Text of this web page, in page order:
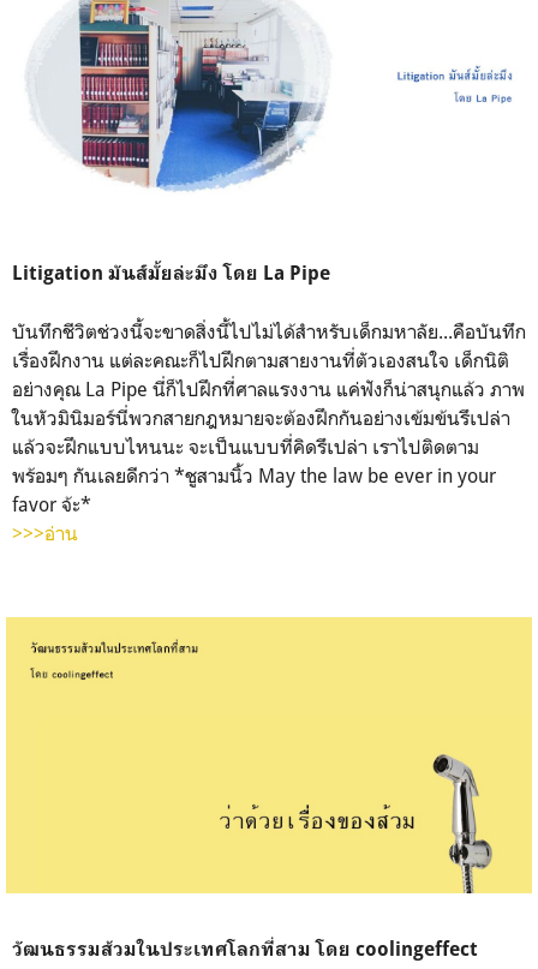
Litigation มันส์มั้ยล่ะมึง โดย La Pipe
บันทึกชีวิตช่วงนี้จะขาดสิ่งนี้ไปไม่ได้สำหรับเด็กมหาลัย...คือบันทึก
เรื่องฝึกงาน แต่ละคณะก็ไปฝึกตามสายงานที่ตัวเองสนใจ เด็กนิติ
อย่างคุณ La Pipe นี่ก็ไปฝึกที่ศาลแรงงาน แค่ฟังก็น่าสนุกแล้ว ภาพ
ในหัวมินิมอร์นี่พวกสายกฎหมายจะต้องฝึกกันอย่างเข้มข้นรึเปล่า
แล้วจะฝึกแบบไหนนะ จะเป็นแบบที่คิดรึเปล่า เราไปติดตาม
พร้อมๆ กันเลยดีกว่า *ชูสามนิ้ว May the law be ever in your
favor จ้ะ*
>>>อ่าน
วัฒนธรรมส้วมในประเทศโลกที่สาม โดย coolingeffect